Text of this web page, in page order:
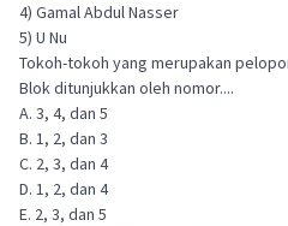
4) Gamal Abdul Nasser
5) U Nu
Tokoh-tokoh yang merupakan
Blok ditunjukkan oleh nomor....
A. 3, 4, dan 5
B. 1, 2, dan 3
C. 2, 3, dan 4
D. 1, 2, dan 4
E. 2, 3, dan 5